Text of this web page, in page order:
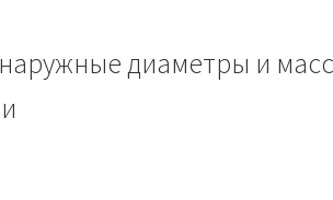
диаметры и